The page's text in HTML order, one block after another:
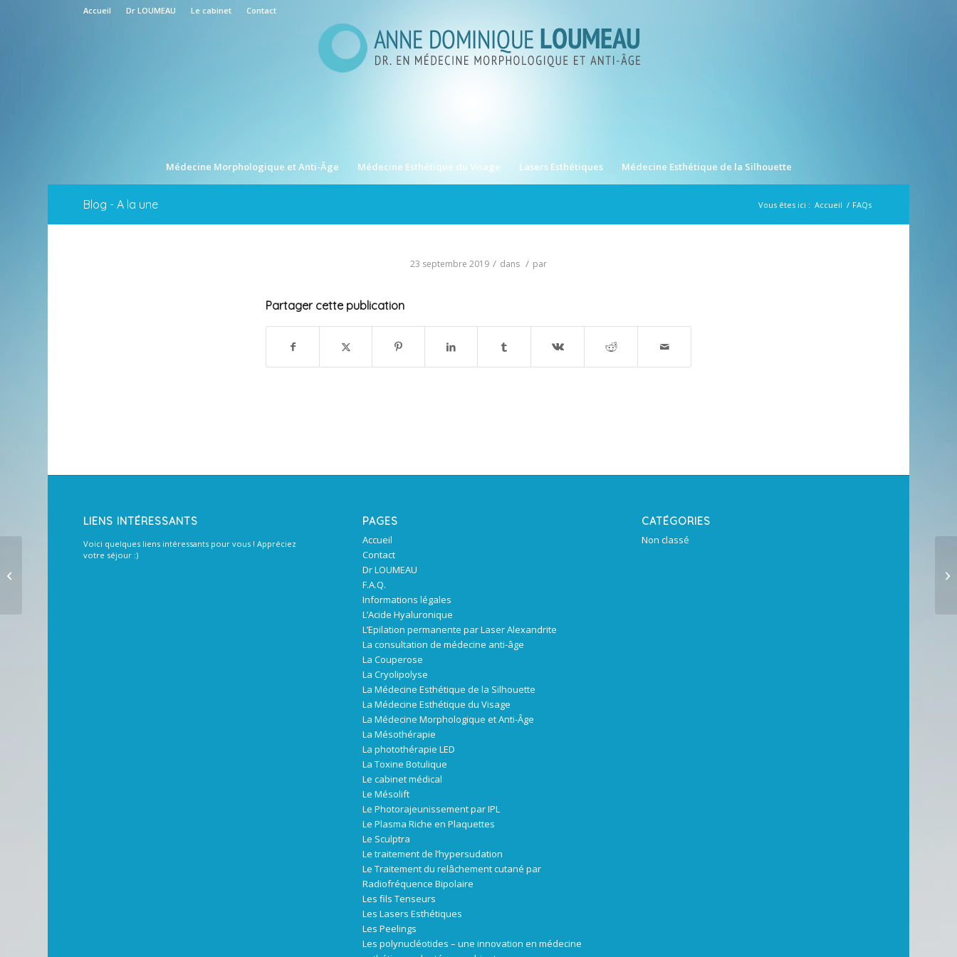
Accueil Dr LOUMEAU Le cabinet Contact
Médecine Morphologique et Anti-Âge Médecine Esthétique du Visage Lasers Esthétiques Médecine Esthétique de la Silhouette
Blog - A la une Vous êtes ici : Accueil / FAQs
23 septembre 2019 / dans / par
Partager cette publication
LIENS INTÉRESSANTS
Voici quelques liens intéressants pour vous ! Appréciez
votre séjour :)
PAGES
Accueil
Contact
Dr LOUMEAU
F.A.Q.
Informations légales
L’Acide Hyaluronique
L’Epilation permanente par Laser Alexandrite
La consultation de médecine anti-âge
La Couperose
La Cryolipolyse
La Médecine Esthétique de la Silhouette
La Médecine Esthétique du Visage
La Médecine Morphologique et Anti-Âge
La Mésothérapie
La photothérapie LED
La Toxine Botulique
Le cabinet médical
Le Mésolift
Le Photorajeunissement par IPL
Le Plasma Riche en Plaquettes
Le Sculptra
Le traitement de l’hypersudation
Le Traitement du relâchement cutané par
Radiofréquence Bipolaire
Les fils Tenseurs
Les Lasers Esthétiques
Les Peelings
Les polynucléotides – une innovation en médecine
CATÉGORIES
Non classé